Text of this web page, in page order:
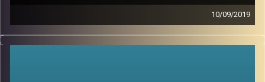
קרדיט תמונות:AudioVersity
10/09/2019
אפליה מגדרית היא דבר שקיים בהמון תחומי